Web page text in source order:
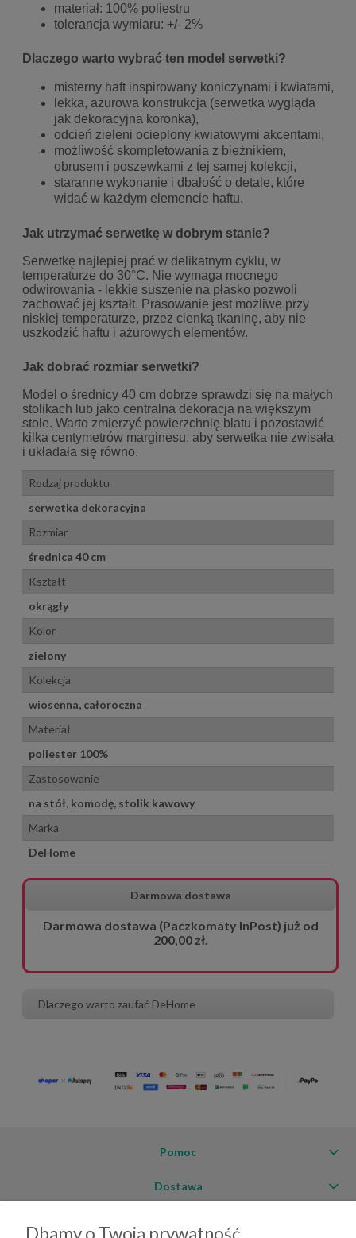
materiał: 100% poliestru
tolerancja wymiaru: +/- 2%
Dlaczego warto wybrać ten model serwetki?
misterny haft inspirowany koniczynami i kwiatami,
lekka, ażurowa konstrukcja (serwetka wygląda
jak dekoracyjna koronka),
odcień zieleni ocieplony kwiatowymi akcentami,
możliwość skompletowania z bieżnikiem,
obrusem i poszewkami z tej samej kolekcji,
staranne wykonanie i dbałość o detale, które
widać w każdym elemencie haftu.
Jak utrzymać serwetkę w dobrym stanie?
Serwetkę najlepiej prać w delikatnym cyklu, w
temperaturze do 30°C. Nie wymaga mocnego
odwirowania - lekkie suszenie na płasko pozwoli
zachować jej kształt. Prasowanie jest możliwe przy
niskiej temperaturze, przez cienką tkaninę, aby nie
uszkodzić haftu i ażurowych elementów.
Jak dobrać rozmiar serwetki?
Model o średnicy 40 cm dobrze sprawdzi się na małych
stolikach lub jako centralna dekoracja na większym
stole. Warto zmierzyć powierzchnię blatu i pozostawić
kilka centymetrów marginesu, aby serwetka nie zwisała
i układała się równo.
Rodzaj produktu
serwetka dekoracyjna
Rozmiar
średnica 40 cm
Kształt
okrągły
Kolor
zielony
Kolekcja
wiosenna, całoroczna
Materiał
poliester 100%
Zastosowanie
na stół, komodę, stolik kawowy
Marka
DeHome
Darmowa dostawa
Darmowa dostawa (Paczkomaty InPost) już od
200,00 zł.
Dlaczego warto zaufać DeHome
Pomoc
Dostawa
Dbamy o Twoją prywatność